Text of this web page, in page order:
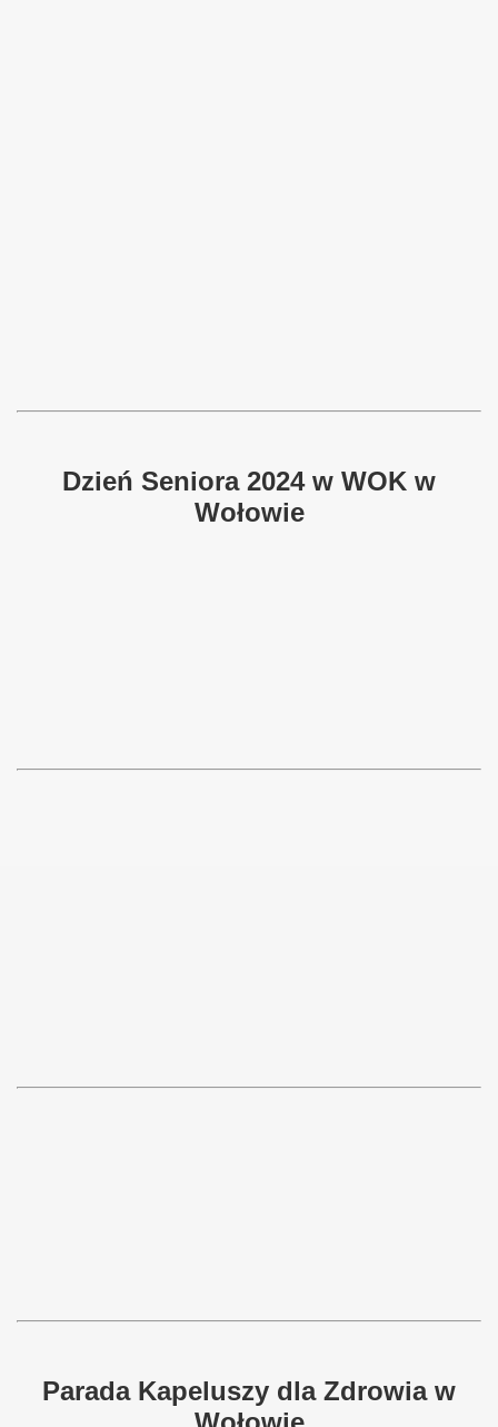
Dzień Seniora 2024 w WOK w
Wołowie
Parada Kapeluszy dla Zdrowia w